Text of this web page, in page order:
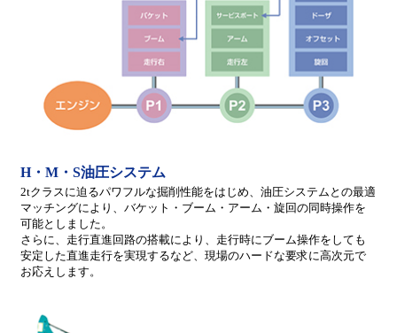
H・M・S油圧システム
2tクラスに迫るパワフルな掘削性能をはじめ、油圧システムとの最適
マッチングにより、バケット・ブーム・アーム・旋回の同時操作を
可能としました。
さらに、走行直進回路の搭載により、走行時にブーム操作をしても
安定した直進走行を実現するなど、現場のハードな要求に高次元で
お応えします。